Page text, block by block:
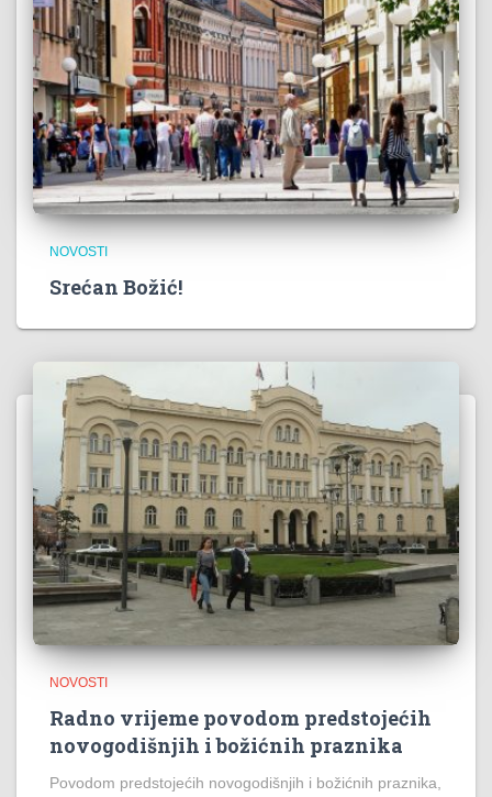
NOVOSTI
Srećan Božić!
NOVOSTI
Radno vrijeme povodom predstojećih
novogodišnjih i božićnih praznika
Povodom predstojećih novogodišnjih i božićnih praznika,